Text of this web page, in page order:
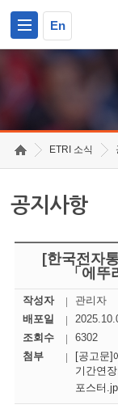
En
ETRI 소식
공지사항
[한국전자
「에
작성자
관리자
배포일
조회수
6302
첨부
[공고문]
기간연
포스터